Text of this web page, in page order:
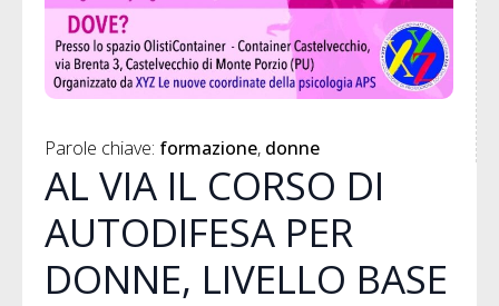
Parole chiave: formazione donne
AL VIA IL CORSO DI
AUTODIFESA PER
DONNE, LIVELLO BASE